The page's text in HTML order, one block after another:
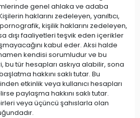
genel ahlaka ve adaba
haklarını zedeleyen, yanıltıcı,
kişilik haklarını zedeleyen,
dışı faaliyetleri teşvik eden içerikler
kabul eder. Aksi halde
kendisi sorumludur ve bu
bu tür hesapları askıya alabilir, sona
hakkını saklı tutar. Bu
etkinlik veya kullanıcı hesapları
paylaşma hakkını saklı tutar.
veya üçüncü şahıslarla olan